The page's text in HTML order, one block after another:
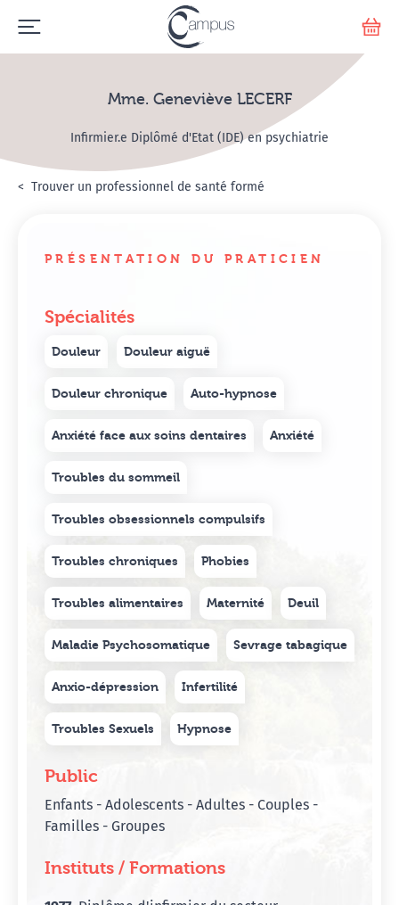
Mme. Geneviève LECERF
Infirmier.e Diplômé d'Etat (IDE) en psychiatrie
Accueil
Annuaire Hypnosanté
Trouver un professionnel de santé formé
PRÉSENTATION DU PRATICIEN
Spécialités
Douleur Douleur aiguë
Douleur chronique Auto-hypnose
Anxiété face aux soins dentaires Anxiété
Troubles du sommeil
Troubles obsessionnels compulsifs
Troubles chroniques Phobies
Troubles alimentaires Maternité Deuil
Maladie Psychosomatique Sevrage tabagique
Anxio-dépression Infertilité
Troubles Sexuels Hypnose
Public
Enfants - Adolescents - Adultes - Couples -
Familles - Groupes
Instituts / Formations